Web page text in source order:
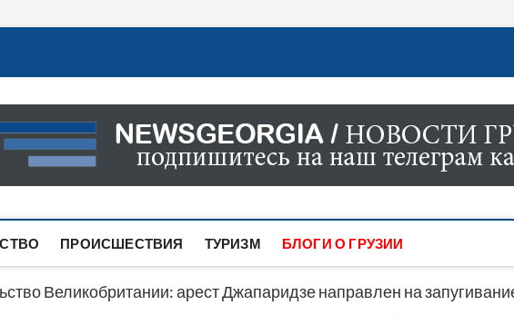
Грузии
ИНФОРМАЦИЯ О СОБЫТИЯХ В ГРУЗИИ. НОВОСТИ
ВЫ НАЙДЕТЕ НОВОСТИ ПОЛИТИКИ, ЭКОНОМИКИ, КУЛЬТУРЫ,
ПРОИСШЕСТВИЯ ТУРИЗМ БЛОГИ О ГРУЗИИ
Великобритании: арест Джапаридзе направлен на